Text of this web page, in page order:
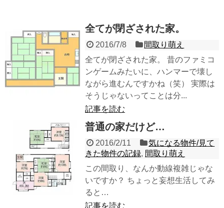
全てが閉ざされた家。
2016/7/8
間取り萌え
全てが閉ざされた家。 昔のファミコ
ンゲームみたいに、ハンマーで壊し
ながら進むんですかね（笑） 実際は
そうじゃないってことは分...
記事を読む
普通の家だけど…
2016/2/11
気になる物件/見て
きた物件の記録, 間取り萌え
この間取り、なんか動線複雑じゃな
いですか？ ちょっと妄想生活してみ
ると…
記事を読む